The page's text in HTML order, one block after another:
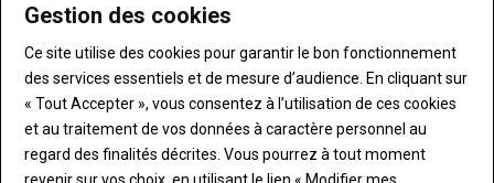
Sous-
titre
Vous êtes abonné(e)
TITRE IDENTIFIEZ-VOUS
Body
Connectez-vous à votre compte pour profiter
de votre abonnement
Gestion des cookies
Ce site utilise des cookies pour garantir le bon fonctionnement
des services essentiels et de mesure d’audience. En cliquant sur
« Tout Accepter », vous consentez à l’utilisation de ces cookies
et au traitement de vos données à caractère personnel au
regard des finalités décrites. Vous pourrez à tout moment
revenir sur vos choix, en utilisant le lien « Modifier mes